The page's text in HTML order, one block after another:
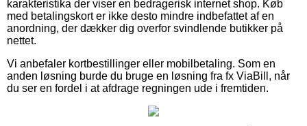
karakteristika der viser en bedragerisk internet shop. Køb
med betalingskort er ikke desto mindre indbefattet af en
anordning, der dækker dig overfor svindlende butikker på
nettet.
Vi anbefaler kortbestillinger eller mobilbetaling. Som en
anden løsning burde du bruge en løsning fra fx ViaBill, når
du ser en fordel i at afdrage regningen ude i fremtiden.